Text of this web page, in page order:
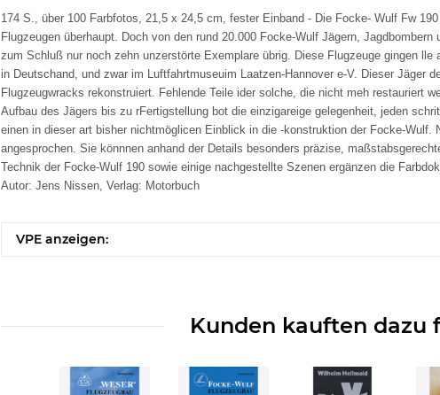
174 S., über 100 Farbfotos, 21,5 x 24,5 cm, fester Einband - Die Focke- Wulf Fw
Flugzeugen überhaupt. Doch von den rund 20.000 Focke-Wulf Jägern,
zum Schluß nur noch zehn unzerstörte Exemplare übrig. Diese Flugzeuge gingen
in Deutschand, und zwar im Luftfahrtmuseuim Laatzen-Hannover e-V. Dieser Jäger
Flugzeugwracks rekonstruiert. Fehlende Teile ider solche, die nicht meh restauriert
Aufbau des Jägers bis zu rFertigstellung bot die einzigareige gelegenheit, jeden
einen in dieser art bisher nichtmöglicen Einblick in die -konstruktion der Focke-Wulf.
angesprochen. Sie könnnen anhand der Details besonders präzise,
Technik der Focke-Wulf 190 sowie einige nachgestellte Szenen ergänzen die
Autor: Jens Nissen, Verlag: Motorbuch
VPE anzeigen:
Kunden kauften dazu